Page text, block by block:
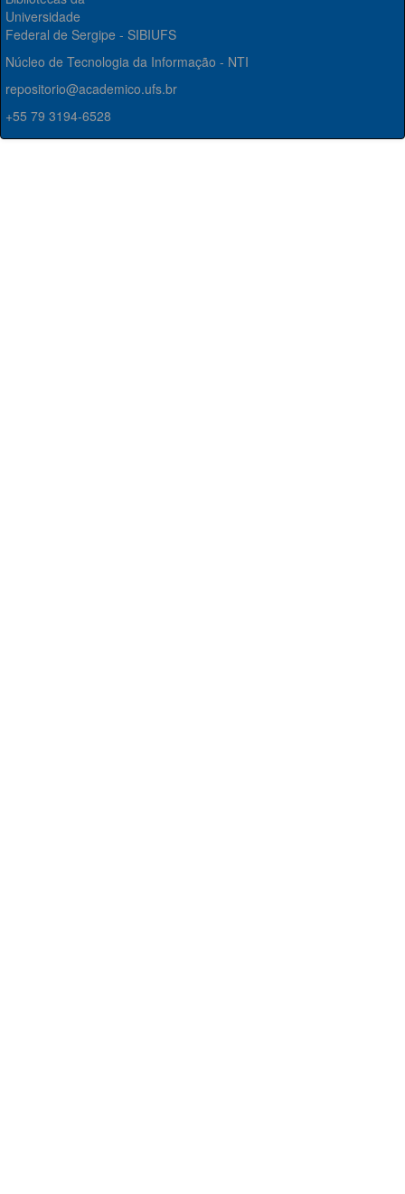
Universidade
Federal de Sergipe - SIBIUFS
Núcleo de Tecnologia da Informação - NTI
repositorio@academico.ufs.br
+55 79 3194-6528